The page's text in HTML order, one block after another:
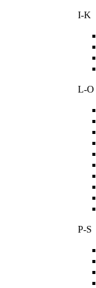
I-K
L-O
P-S